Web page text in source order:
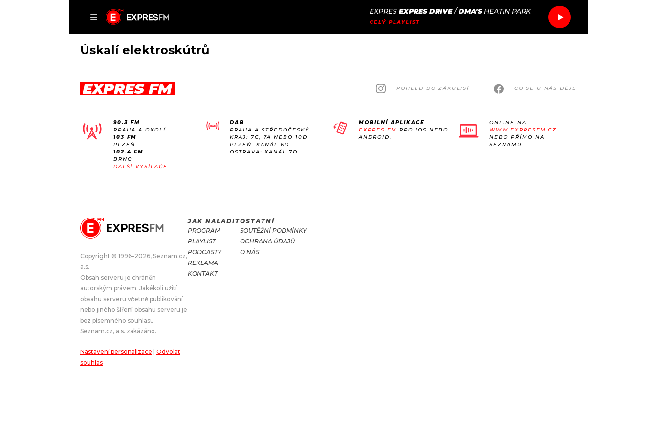
EXPRES EXPRES DRIVE/DMA'S HEATIN PARK
CELÝ PLAYLIST
DOMŮ
AKTUÁLNĚ
ROZHOVORY
#NEBUDUDOMA
PODCASTY
JAK NALADIT
RÁDIO
APLIKACE
PROGRAM
PLAYLIST
JAK NALADIT
SOUTĚŽE
Úskalí elektroskútrů
EXPRES FM POHLED DO ZÁKULISÍ CO SE U NÁS DĚJE
90.3 FM
PRAHA A OKOLÍ
103 FM
PLZEŇ
102.4 FM
BRNO
DALŠÍ VYSÍLAČE
DAB
PRAHA A STŘEDOČESKÝ
KRAJ: 7C, 7A NEBO 10D
PLZEŇ: KANÁL 6D
OSTRAVA: KANÁL 7D
MOBILNÍ APLIKACE
EXPRES FM PRO IOS NEBO
ANDROID.
ONLINE NA
WWW.EXPRESFM.CZ
NEBO PŘÍMO NA
SEZNAMU.
Copyright © 1996–2026, Seznam.cz,
a.s.
Obsah serveru je chráněn
autorským právem. Jakékoli užití
obsahu serveru včetně publikování
nebo jiného šíření obsahu serveru je
bez písemného souhlasu
Seznam.cz, a.s. zakázáno.
Nastavení personalizace
Odvolat
souhlas
JAK NALADIT
PROGRAM
PLAYLIST
PODCASTY
REKLAMA
KONTAKT
OSTATNÍ
SOUTĚŽNÍ PODMÍNKY
OCHRANA ÚDAJŮ
O NÁS